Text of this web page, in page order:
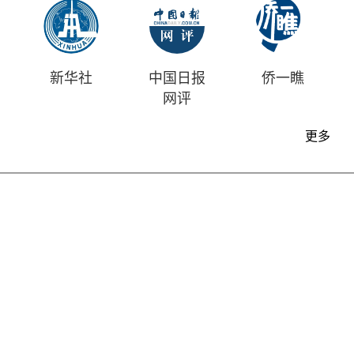
新华社
中国日报
网评
侨一瞧
更多